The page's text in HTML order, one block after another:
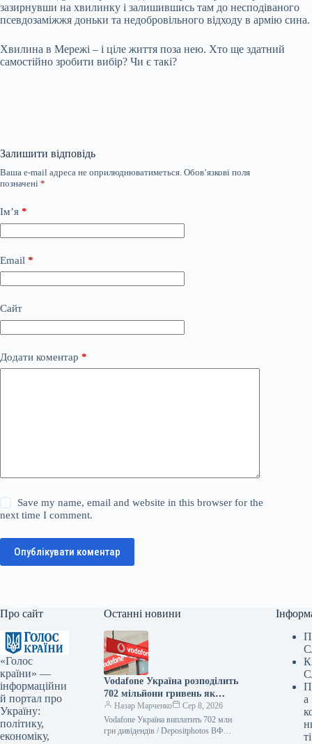
зазирнувши на хвилинку і залишившись там до несподіваного
псевдозаміжжя доньки та недобровільного відходу в армію сина.
Хвилина в Мережі – і ціле життя поза нею. Хто ще здатний
самостійно зробити вибір? Чи є такі?
Залишити відповідь
Ваша e-mail адреса не оприлюднюватиметься. Обов’язкові поля
позначені *
Ім’я *
Email *
Сайт
Додати коментар *
Save my name, email and website in this browser for the
next time I comment.
Опублікувати коментар
Про сайт
«Голос
країни» —
інформаційни
й портал про
Україну:
політику,
економіку,
Останні новини
Vodafone Україна розподілить
702 мільйони гривень як
дивіденди — Delo.ua
Назар Марченко
Сер 8, 2026
Vodafone Україна виплатить 702 млн
грн дивідендів / Depositphotos ВФ
а
ті